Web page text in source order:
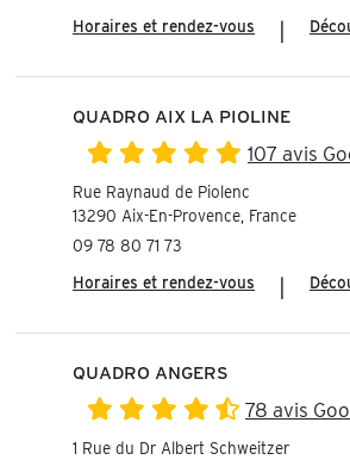
Horaires et rendez-vous
|
QUADRO AIX LA PIOLINE
107 avis
Rue Raynaud de Piolenc
13290 Aix-En-Provence, France
09 78 80 71 73
Horaires et rendez-vous
|
QUADRO ANGERS
78 avis
1 Rue du Dr Albert Schweitzer